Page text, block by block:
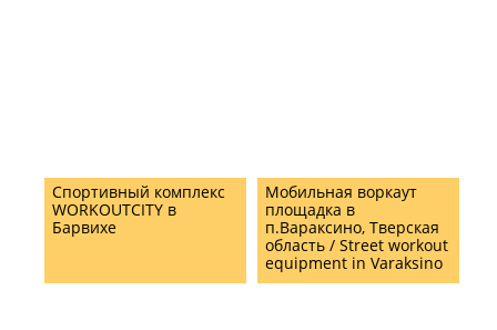
Спортивный комплекс
WORKOUTCITY в
Барвихе
Мобильная воркаут
площадка в
п.Вараксино, Тверская
область / Street workout
equipment in Varaksino